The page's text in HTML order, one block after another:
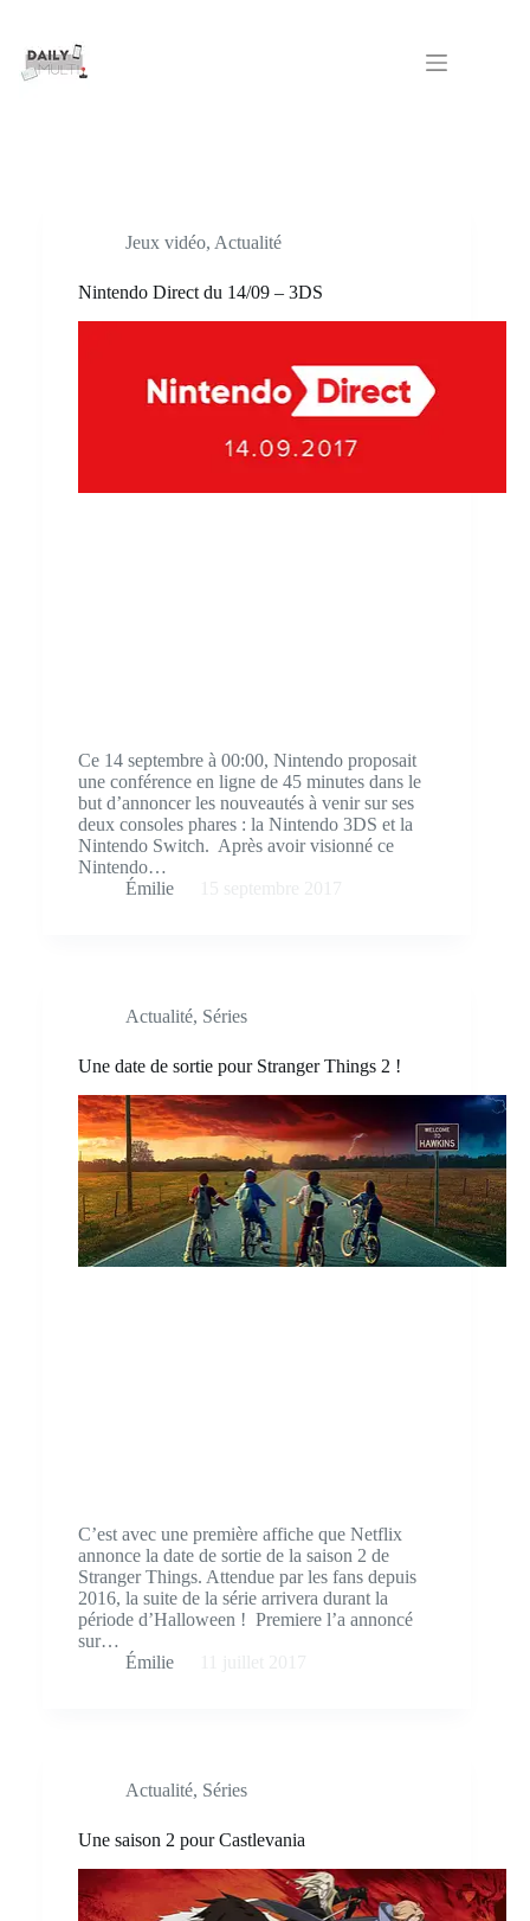
contenu
Jeux vidéo, Actualité
Nintendo Direct du 14/09 – 3DS
Ce 14 septembre à 00:00, Nintendo proposait
une conférence en ligne de 45 minutes dans le
but d’annoncer les nouveautés à venir sur ses
deux consoles phares : la Nintendo 3DS et la
Nintendo Switch. Après avoir visionné ce
Nintendo…
Émilie
Actualité, Séries
Une date de sortie pour Stranger Things 2 !
C’est avec une première affiche que Netflix
annonce la date de sortie de la saison 2 de
Stranger Things. Attendue par les fans depuis
2016, la suite de la série arrivera durant la
période d’Halloween ! Premiere l’a annoncé
sur…
Émilie
Actualité, Séries
Une saison 2 pour Castlevania